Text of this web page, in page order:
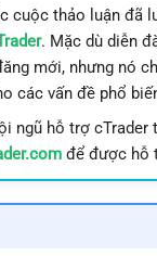
cuộc thảo luận đã
. Mặc dù diễn
mới, nhưng nó
các vấn đề phổ
ngũ hỗ trợ cTrader
để được hỗ